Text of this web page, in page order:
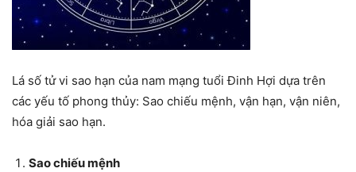
Lá số tử vi sao hạn của nam mạng tuổi Đinh Hợi dựa trên
các yếu tố phong thủy: Sao chiếu mệnh, vận hạn, vận niên,
hóa giải sao hạn.
Sao chiếu mệnh